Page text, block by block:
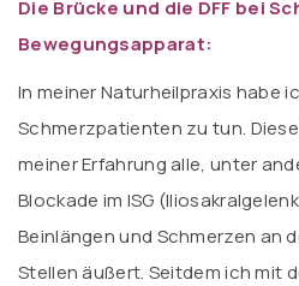
Die Brücke und die DFF bei
Bewegungsapparat:
In meiner Naturheilpraxis habe
Schmerzpatienten zu tun.
meiner Erfahrung alle, unter
Blockade im ISG
Beinlängen und Schmerzen an
Stellen äußert. Seitdem ich mit